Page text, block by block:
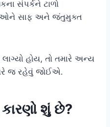
સંપર્કને ટાળો
સાફ અને જંતુમુક્ત
હોય, તો તમારે અન્ય
જ રહેવું જોઈએ.
કારણો શું છે?